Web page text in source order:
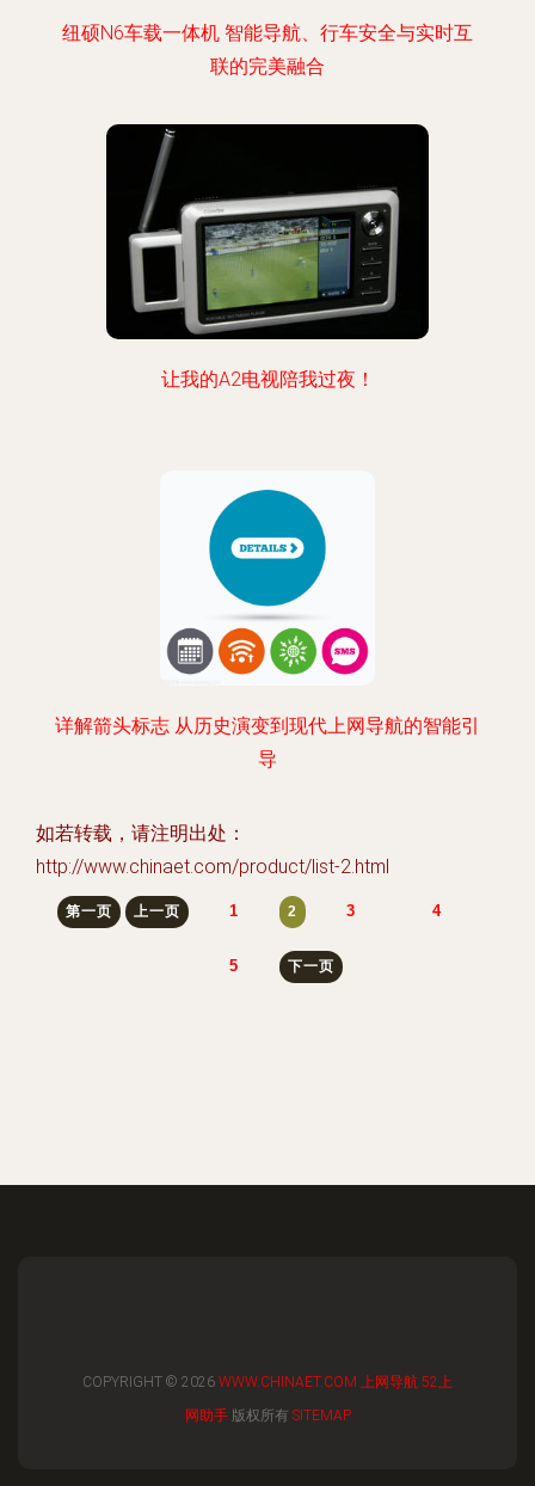
纽硕N6车载一体机 智能导航、行车安全与实时互
联的完美融合
让我的A2电视陪我过夜！
详解箭头标志 从历史演变到现代上网导航的智能引
导
如若转载，请注明出处：
http://www.chinaet.com/product/list-2.html
第一页 上一页 1 2 3 4
5 下一页
COPYRIGHT © 2026 WWW.CHINAET.COM 上网导航 52上
网助手版权所有 SITEMAP